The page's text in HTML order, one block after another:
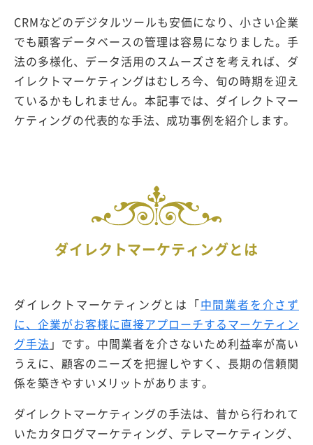
CRMなどのデジタルツールも安価になり、小さい企業
でも顧客データベースの管理は容易になりました。手
法の多様化、データ活用のスムーズさを考えれば、ダ
イレクトマーケティングはむしろ今、旬の時期を迎え
ているかもしれません。本記事では、ダイレクトマー
ケティングの代表的な手法、成功事例を紹介します。
ダイレクトマーケティングとは
ダイレクトマーケティングとは「中間業者を介さず
に、企業がお客様に直接アプローチするマーケティン
グ手法 」です。中間業者を介さないため利益率が高い
うえに、顧客のニーズを把握しやすく、長期の信頼関
係を築きやすいメリットがあります。
ダイレクトマーケティングの手法は、昔から行われて
いたカタログマーケティング、テレマーケティング、